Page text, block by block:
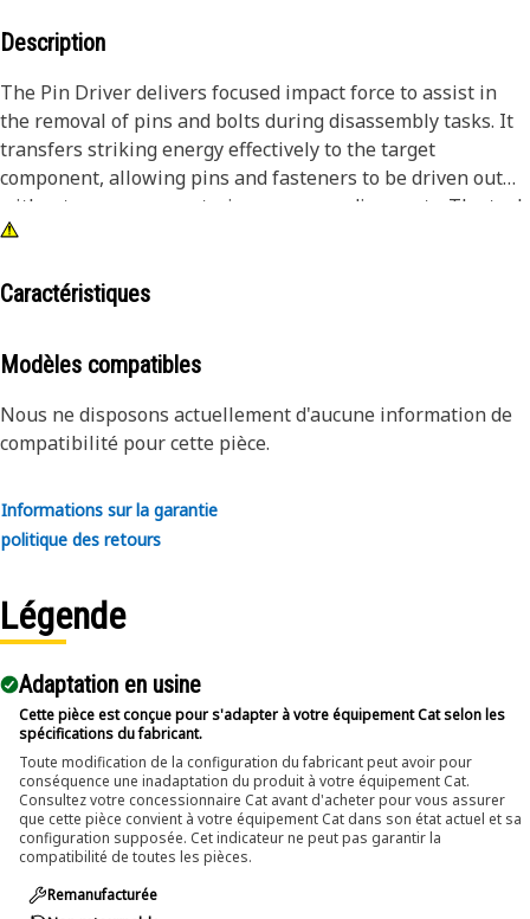
Description
The Pin Driver delivers focused impact force to assist in
the removal of pins and bolts during disassembly tasks. It
transfers striking energy effectively to the target
component, allowing pins and fasteners to be driven out
without unnecessary strain on surrounding parts. The tool
helps reduce manual effort by guiding force directly to the
removal operations. It supports safer handling by
the fastener, reducing the chances of slipping.
Attributes:
• Helps prevent damage to surrounding components during
impact.
and up to 4 inch (101.6 mm) in diameter.
• Supports accurate alignment during pin removal tasks.
Applications:
disassembly tasks where pins and bolts need to be
removed, and allows controlled force application to drive
out pins and bolts without affecting nearby components.
Caractéristiques
Modèles compatibles
Nous ne disposons actuellement d'aucune information de
compatibilité pour cette pièce.
Informations sur la garantie
politique des retours
Légende
Adaptation en usine
Cette pièce est conçue pour s'adapter à votre équipement Cat selon les
spécifications du fabricant.
Toute modification de la configuration du fabricant peut avoir pour
conséquence une inadaptation du produit à votre équipement Cat.
Consultez votre concessionnaire Cat avant d'acheter pour vous assurer
que cette pièce convient à votre équipement Cat dans son état actuel et sa
configuration supposée. Cet indicateur ne peut pas garantir la
compatibilité de toutes les pièces.
Remanufacturée